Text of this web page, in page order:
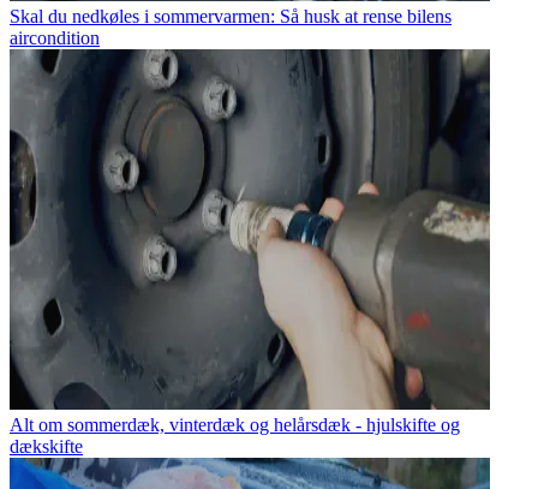
Skal du nedkøles i sommervarmen: Så husk at rense bilens
aircondition
Alt om sommerdæk, vinterdæk og helårsdæk - hjulskifte og
dækskifte